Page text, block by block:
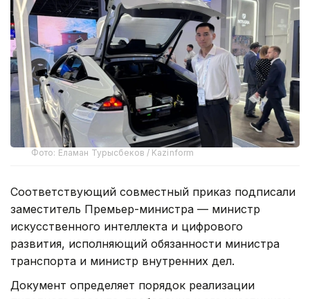
Фото: Еламан Турысбеков / Kazinform
Соответствующий совместный приказ подписали
заместитель Премьер-министра — министр
искусственного интеллекта и цифрового
развития, исполняющий обязанности министра
транспорта и министр внутренних дел.
Документ определяет порядок реализации